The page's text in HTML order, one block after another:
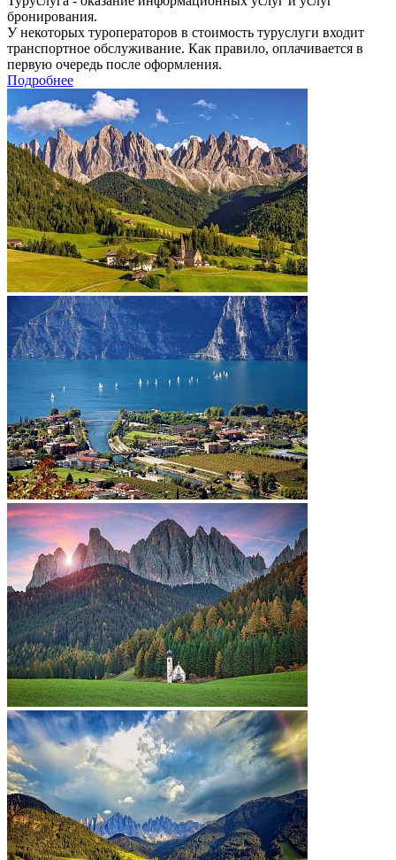
бронирования.
У некоторых туроператоров в стоимость туруслуги входит
транспортное обслуживание. Как правило, оплачивается в
первую очередь после оформления.
Подробнее